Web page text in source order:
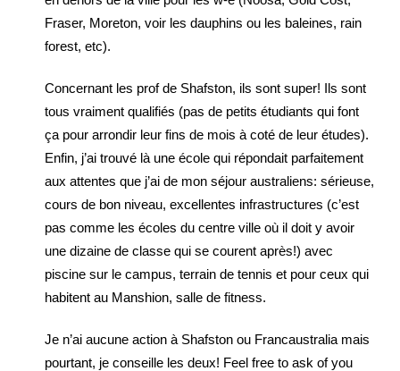
Fraser, Moreton, voir les dauphins ou les baleines, rain
forest, etc).
Concernant les prof de Shafston, ils sont super! Ils sont
tous vraiment qualifiés (pas de petits étudiants qui font
ça pour arrondir leur fins de mois à coté de leur études).
Enfin, j’ai trouvé là une école qui répondait parfaitement
aux attentes que j’ai de mon séjour australiens: sérieuse,
cours de bon niveau, excellentes infrastructures (c’est
pas comme les écoles du centre ville où il doit y avoir
une dizaine de classe qui se courent après!) avec
piscine sur le campus, terrain de tennis et pour ceux qui
habitent au Manshion, salle de fitness.
Je n’ai aucune action à Shafston ou Francaustralia mais
pourtant, je conseille les deux! Feel free to ask of you